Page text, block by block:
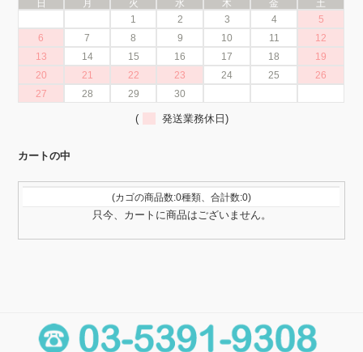
日
月 火 水 木 金
土
1
2 3 4
5
6
7 8 9 10 11
12
13
14 15 16 17 18
19
20
21 22 23 24 25
26
27
28 29 30
( 発送業務休日)
カートの中
(カゴの商品数:0種類、合計数:0)
只今、カートに商品はございません。